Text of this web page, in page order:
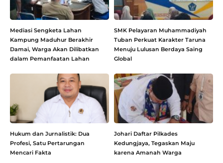
Mediasi Sengketa Lahan
Kampung Maduhur Berakhir
Damai, Warga Akan Dilibatkan
dalam Pemanfaatan Lahan
SMK Pelayaran Muhammadiyah
Tuban Perkuat Karakter Taruna
Menuju Lulusan Berdaya Saing
Global
Hukum dan Jurnalistik: Dua
Profesi, Satu Pertarungan
Mencari Fakta
Johari Daftar Pilkades
Kedungjaya, Tegaskan Maju
karena Amanah Warga